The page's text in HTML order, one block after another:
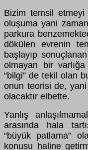
Bizim temsil
oluşuma yani
parkura
dökülen evrenin
başlayıp
olmayan bir
“bilgi” de tekil olan
onun teorisi de, yani
olacaktır elbette.
Yanlış
arasında hala
“büyük patlama”
konusu haline